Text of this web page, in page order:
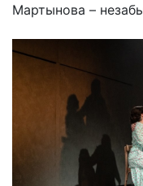
Мартынова –